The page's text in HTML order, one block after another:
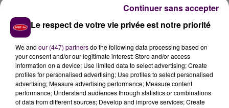
DES PLONGEURS MOBILISÉS
Une équipe de plongeurs a mené des recherches en
surface et subaquatique pour tenter de retrouver la
victime disparue, en vain.Les opérations, restées
infructueuses, ont finalement pris fin trois heures
plus tard"à la demande de l'autorité municipale et
en concertation avec l'officier de police judiciaire"
Le respect de votre vie privée est notre priorité
We and our (447) partnersdo the following data processing based on
your consent and/or our legitimate interest: Store and/or access
information on a device; Use limited data to select advertising; Create
profiles for personalised advertising; Use profiles to select personalised
advertising; Measure advertising performance; Measure content
performance; Understand audiences through statistics or combinations
of data from different sources; Develop and improve services; Create
Continuer sans accepter